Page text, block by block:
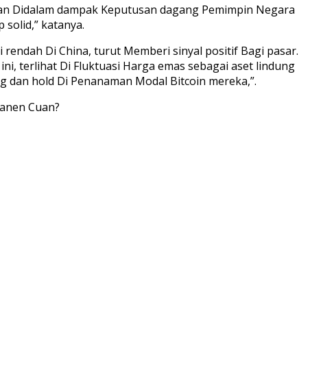
Didalam dampak Keputusan dagang Pemimpin Negara
katanya.
Di China, turut Memberi sinyal positif Bagi pasar.
terlihat Di Fluktuasi Harga emas sebagai aset lindung
hold Di Penanaman Modal Bitcoin mereka,”.
Cuan?